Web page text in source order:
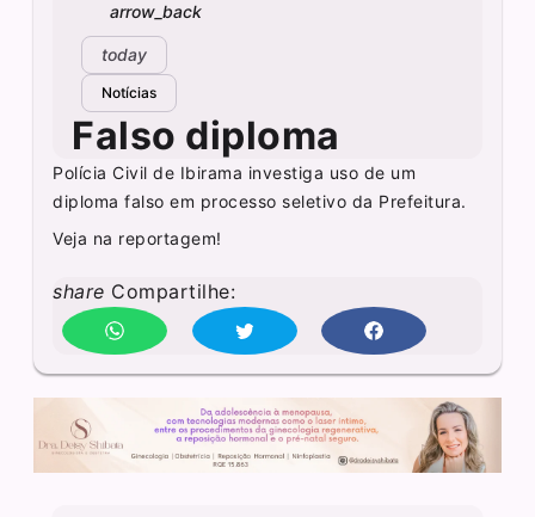
arrow_back
today
Notícias
Falso diploma
Polícia Civil de Ibirama investiga uso de um
diploma falso em processo seletivo da Prefeitura.
Veja na reportagem!
share Compartilhe: